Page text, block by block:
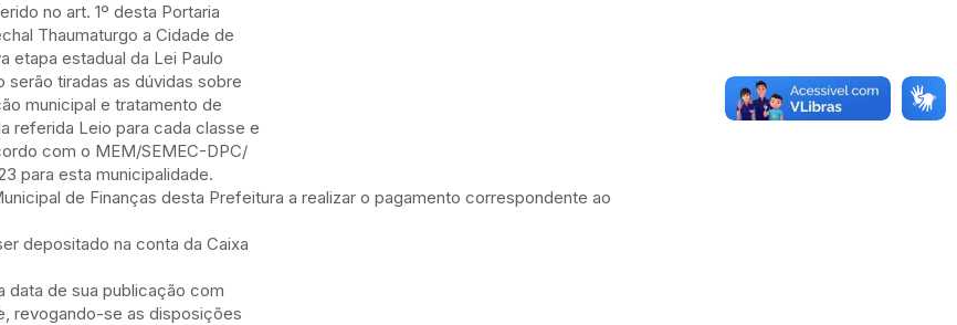
no art. 1º desta Portaria
Thaumaturgo a Cidade de
etapa estadual da Lei Paulo
serão tiradas as dúvidas sobre
municipal e tratamento de
referida Leio para cada classe e
com o MEM/SEMEC-DPC/
para esta municipalidade.
de Finanças desta Prefeitura a realizar o pagamento correspondente ao
depositado na conta da Caixa
data de sua publicação com
revogando-se as disposições